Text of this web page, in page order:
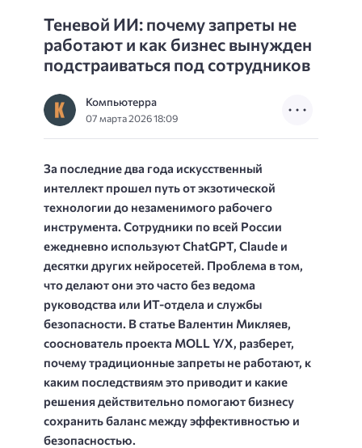
Теневой ИИ: почему запреты не
работают и как бизнес вынужден
подстраиваться под сотрудников
Компьютерра
07 марта 2026 18:09
За последние два года искусственный
интеллект прошел путь от экзотической
технологии до незаменимого рабочего
инструмента. Сотрудники по всей России
ежедневно используют ChatGPT, Claude и
десятки других нейросетей. Проблема в том,
что делают они это часто без ведома
руководства или ИТ-отдела и службы
безопасности. В статье Валентин Микляев,
сооснователь проекта MOLL Y/X, разберет,
почему традиционные запреты не работают, к
каким последствиям это приводит и какие
решения действительно помогают бизнесу
сохранить баланс между эффективностью и
безопасностью.